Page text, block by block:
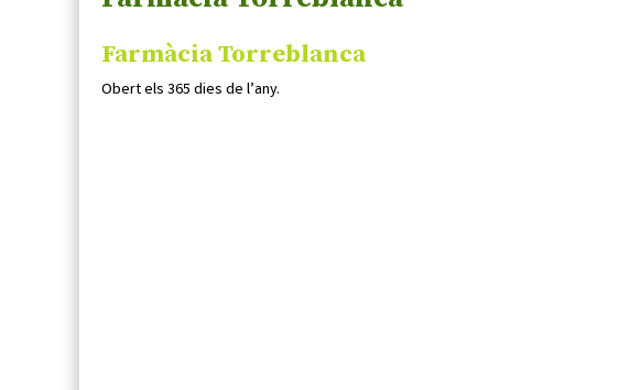
Farmàcia Torreblanca
Obert els 365 dies de l’any.